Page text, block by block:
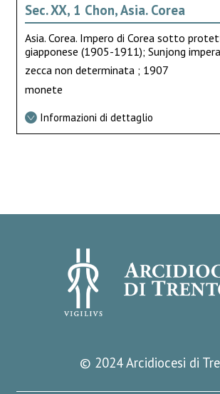
Sec. XX, 1 Chon, Asia. Corea
Asia. Corea. Impero di Corea sotto
giapponese (1905-1911); Sunjong
zecca non determinata ; 1907
monete
Informazioni di dettaglio
© 2024 Arcidiocesi di